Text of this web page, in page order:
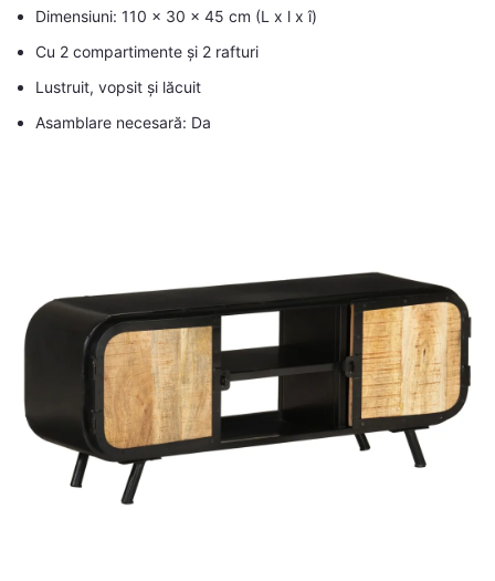
Dimensiuni: 110 x 30 x 45 cm (L x l x î)
Cu 2 compartimente și 2 rafturi
Lustruit, vopsit și lăcuit
Asamblare necesară: Da